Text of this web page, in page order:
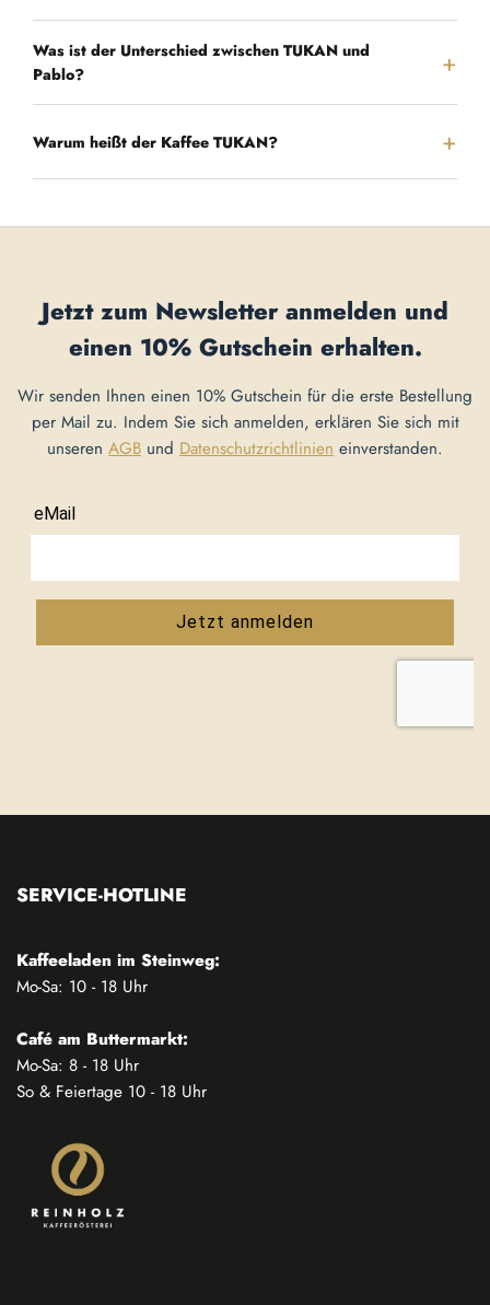
Was ist der Unterschied zwischen TUKAN und
Pablo?
Warum heißt der Kaffee TUKAN?
Jetzt zum Newsletter anmelden und
einen 10% Gutschein erhalten.
Wir senden Ihnen einen 10% Gutschein für die erste Bestellung
per Mail zu. Indem Sie sich anmelden, erklären Sie sich mit
unseren AGB und Datenschutzrichtlinien einverstanden.
SERVICE-HOTLINE
Kaffeeladen im Steinweg:
Mo-Sa: 10 - 18 Uhr
Café am Buttermarkt:
Mo-Sa: 8 - 18 Uhr
So & Feiertage 10 - 18 Uhr